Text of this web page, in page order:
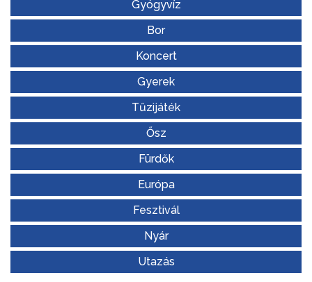
Gyógyvíz
Bor
Koncert
Gyerek
Tűzijáték
Ősz
Fürdők
Európa
Fesztivál
Nyár
Utazás